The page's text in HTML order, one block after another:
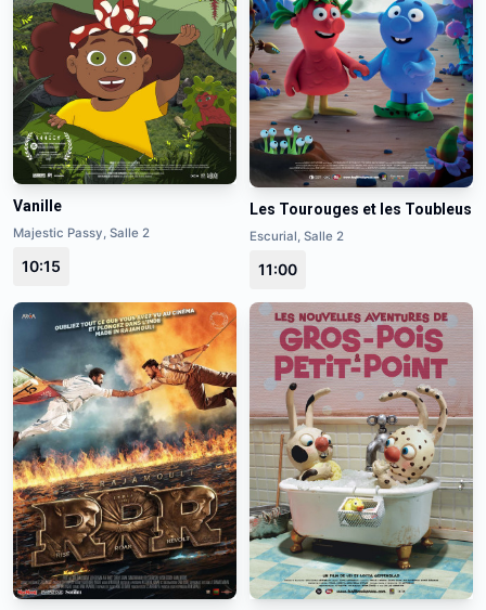
Vanille
Majestic Passy, Salle 2
10:15
Les Tourouges et les Toubleus
Escurial, Salle 2
11:00